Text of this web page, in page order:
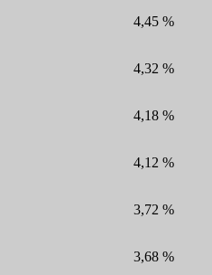
4,45 %
4,32 %
4,18 %
4,12 %
3,72 %
3,68 %